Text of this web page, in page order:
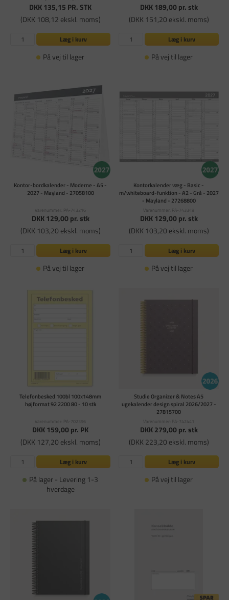
DKK 135,15 PR. STK
(DKK 108,12 ekskl. moms)
Læg i kurv
På vej til lager
DKK 189,00pr. stk
(DKK 151,20 ekskl. moms)
Læg i kurv
På vej til lager
Kontor-bordkalender - Moderne - A5 -
2027 - Mayland - 27058100
Varenummer: PA-743216
DKK 129,00pr. stk
(DKK 103,20 ekskl. moms)
Læg i kurv
På vej til lager
Kontorkalender væg - Basic -
m/whiteboard-funktion - A2 - Grå - 2027
- Mayland - 27268800
Varenummer: PA-743349
DKK 129,00pr. stk
(DKK 103,20 ekskl. moms)
Læg i kurv
På vej til lager
Telefonbesked 100bl 100x148mm
højformat 92 2200 80 - 10 stk
Varenummer: PA-702396
DKK 159,00pr. PK
(DKK 127,20 ekskl. moms)
Læg i kurv
På lager - Levering 1-3
hverdage
Studie Organizer & Notes A5
ugekalender design spiral 2026/2027 -
27815700
Varenummer: PA-742441
DKK 279,00pr. stk
(DKK 223,20 ekskl. moms)
Læg i kurv
På vej til lager